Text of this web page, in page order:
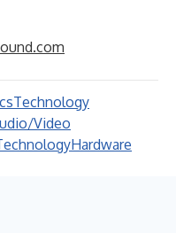
Technology
Video
Hardware